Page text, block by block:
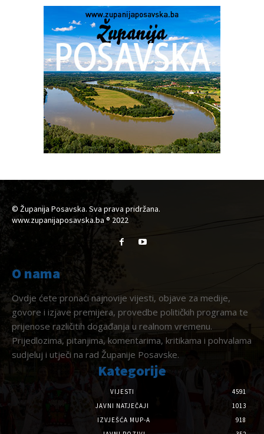
© Županija Posavska. Sva prava pridržana.
www.zupanijaposavska.ba ® 2022
O nama
Ovdje ćete pronaći najnovije vijesti, objave za medije,
govore i izjave premijera, provedbe političkih programa te
prijenose različitih događanja u realnom vremenu.
Prijedlozima, pitanjima, komentarima, kritikama i pohvalama
sudjeluj i utječi na rad Županije Posavske.
Kategorije
VIJESTI
4591
JAVNI NATJEČAJI
1013
IZVJEŠĆA MUP-A
918